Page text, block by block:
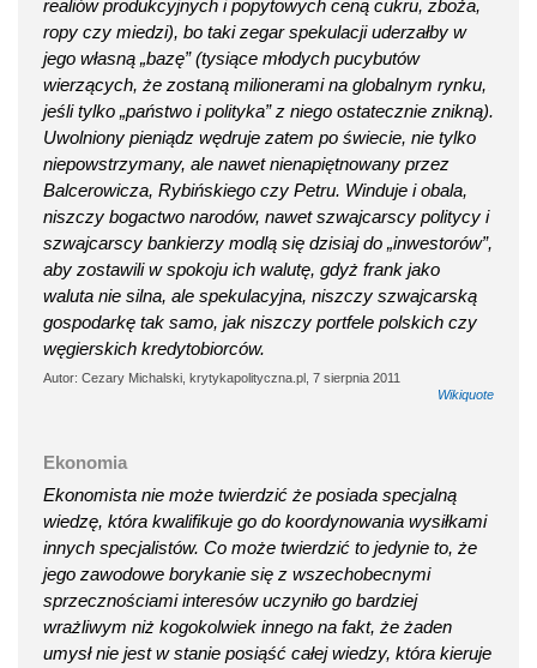
realiów produkcyjnych i popytowych ceną cukru, zboża,
ropy czy miedzi), bo taki zegar spekulacji uderzałby w
jego własną „bazę” (tysiące młodych pucybutów
wierzących, że zostaną milionerami na globalnym rynku,
jeśli tylko „państwo i polityka” z niego ostatecznie znikną).
Uwolniony pieniądz wędruje zatem po świecie, nie tylko
niepowstrzymany, ale nawet nienapiętnowany przez
Balcerowicza, Rybińskiego czy Petru. Winduje i obala,
niszczy bogactwo narodów, nawet szwajcarscy politycy i
szwajcarscy bankierzy modlą się dzisiaj do „inwestorów”,
aby zostawili w spokoju ich walutę, gdyż frank jako
waluta nie silna, ale spekulacyjna, niszczy szwajcarską
gospodarkę tak samo, jak niszczy portfele polskich czy
węgierskich kredytobiorców.
Autor: Cezary Michalski, krytykapolityczna.pl, 7 sierpnia 2011
Wikiquote
Ekonomia
Ekonomista nie może twierdzić że posiada specjalną
wiedzę, która kwalifikuje go do koordynowania wysiłkami
innych specjalistów. Co może twierdzić to jedynie to, że
jego zawodowe borykanie się z wszechobecnymi
sprzecznościami interesów uczyniło go bardziej
wrażliwym niż kogokolwiek innego na fakt, że żaden
umysł nie jest w stanie posiąść całej wiedzy, która kieruje